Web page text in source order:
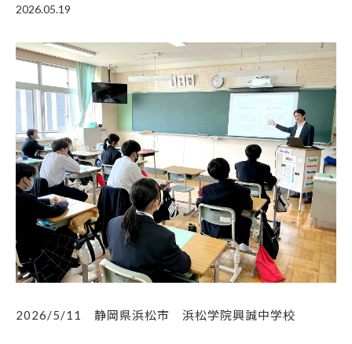
2026.05.19
2026/5/11 静岡県浜松市 浜松学院興誠中学校